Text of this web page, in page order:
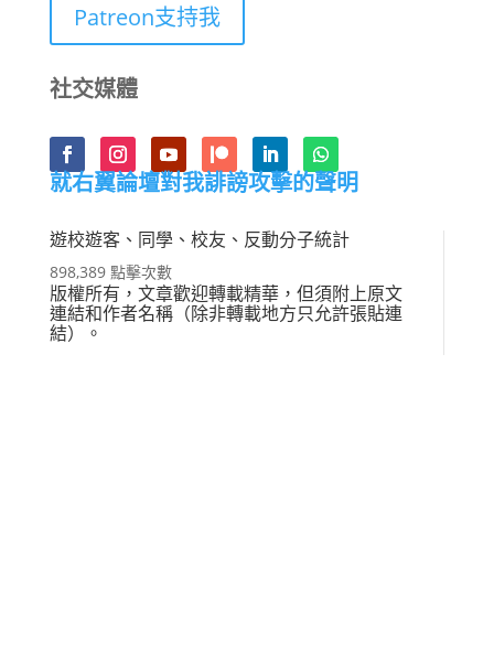
Patreon支持我
社交媒體
就右翼論壇對我誹謗攻擊的聲明
遊校遊客、同學、校友、反動分子統計
898,389 點擊次數
版權所有，文章歡迎轉載精華，但須附上原文
連結和作者名稱（除非轉載地方只允許張貼連
結）。